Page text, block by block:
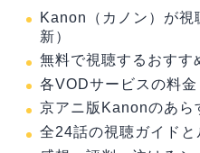
Kanon（カノン）が
新）
無料で視聴するおすす
各VODサービスの料
京アニ版Kanonのあら
全24話の視聴ガイドと